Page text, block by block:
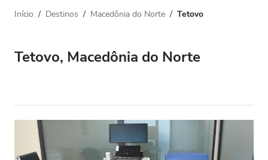
Tipo de Diálise
Todas Diálise
Aceita
Distância
Início Destinos Macedônia do Norte Tetovo
Tetovo, Macedônia do Norte